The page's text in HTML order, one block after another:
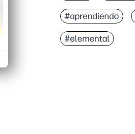
#aprendiendo
#elemental